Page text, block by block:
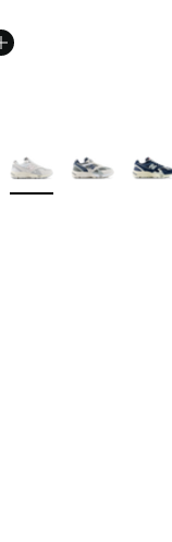
Plus de couleurs